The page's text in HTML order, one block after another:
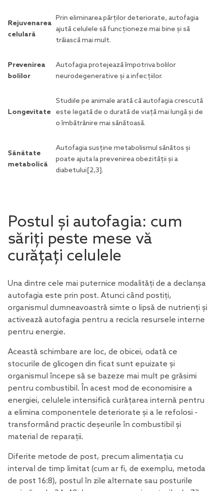
Rejuvenarea
celulară
Prin eliminarea părților deteriorate, autofagia
ajută celulele să funcționeze mai bine și să
trăiască mai mult.
Prevenirea
bolilor
Autofagia protejează împotriva bolilor
neurodegenerative și a infecțiilor.
Longevitate
Studiile pe animale arată că autofagia crescută
este legată de o durată de viață mai lungă și de
o îmbătrânire mai sănătoasă.
Sănătate
metabolică
Autofagia susține metabolismul sănătos și
poate ajuta la prevenirea obezității și a
diabetului[2,3].
Postul și autofagia: cum
săriți peste mese vă
curățați celulele
Una dintre cele mai puternice modalități de a declanșa
autofagia este prin post. Atunci când postiți,
organismul dumneavoastră simte o lipsă de nutrienți și
activează autofagia pentru a recicla resursele interne
pentru energie.
Această schimbare are loc, de obicei, odată ce
stocurile de glicogen din ficat sunt epuizate și
organismul începe să se bazeze mai mult pe grăsimi
pentru combustibil. În acest mod de economisire a
energiei, celulele intensifică curățarea internă pentru
a elimina componentele deteriorate și a le refolosi -
transformând practic deșeurile în combustibil și
material de reparații.
Diferite metode de post, precum alimentația cu
interval de timp limitat (cum ar fi, de exemplu, metoda
de post 16:8), postul în zile alternate sau posturile